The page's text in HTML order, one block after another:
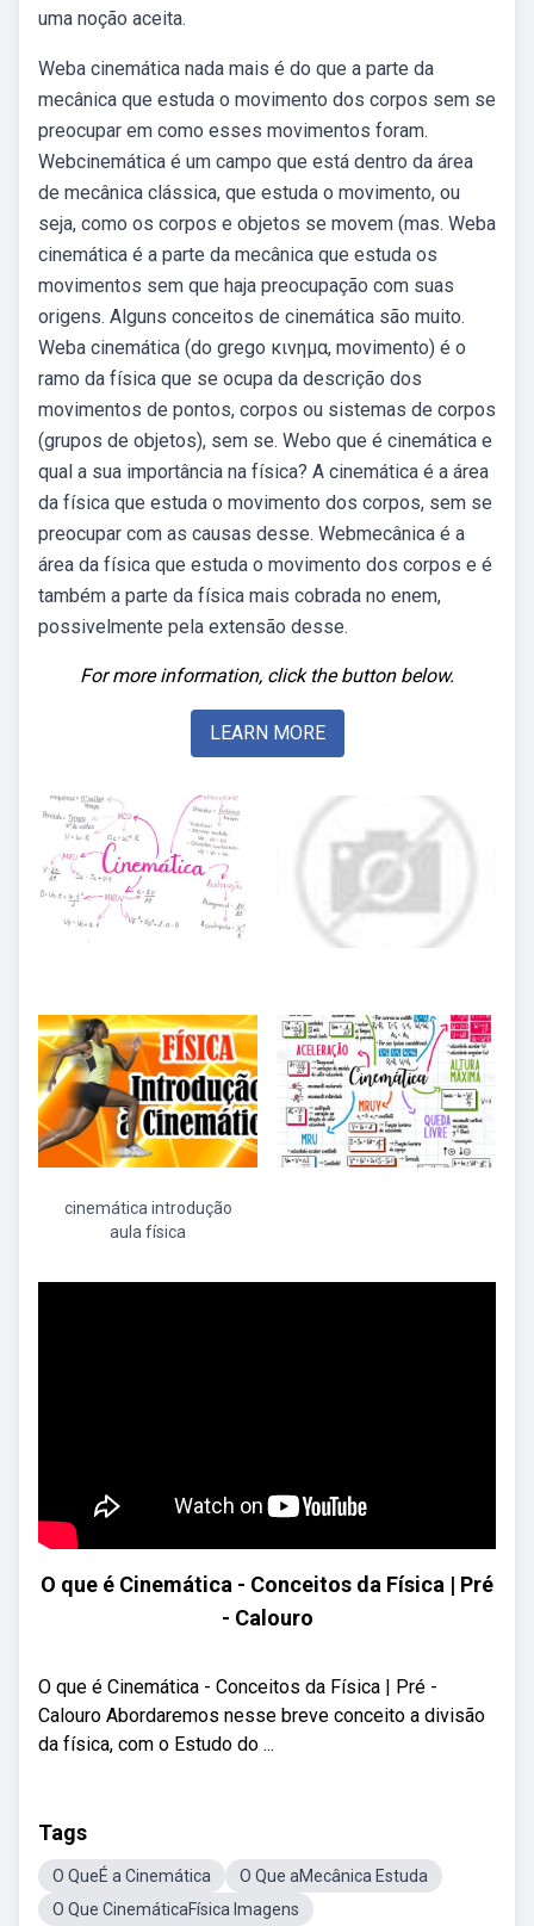
uma noção aceita.
Weba cinemática nada mais é do que a parte da
mecânica que estuda o movimento dos corpos sem se
preocupar em como esses movimentos foram.
Webcinemática é um campo que está dentro da área
de mecânica clássica, que estuda o movimento, ou
seja, como os corpos e objetos se movem (mas. Weba
cinemática é a parte da mecânica que estuda os
movimentos sem que haja preocupação com suas
origens. Alguns conceitos de cinemática são muito.
Weba cinemática (do grego κινημα, movimento) é o
ramo da física que se ocupa da descrição dos
movimentos de pontos, corpos ou sistemas de corpos
(grupos de objetos), sem se. Webo que é cinemática e
qual a sua importância na física? A cinemática é a área
da física que estuda o movimento dos corpos, sem se
preocupar com as causas desse. Webmecânica é a
área da física que estuda o movimento dos corpos e é
também a parte da física mais cobrada no enem,
possivelmente pela extensão desse.
For more information, click the button below.
LEARN MORE
cinemática introdução
aula física
O que é Cinemática - Conceitos da Física | Pré
- Calouro
O que é Cinemática - Conceitos da Física | Pré -
Calouro Abordaremos nesse breve conceito a divisão
da física, com o Estudo do ...
Tags
O QueÉ a Cinemática
O Que aMecânica Estuda
O Que CinemáticaFísica Imagens